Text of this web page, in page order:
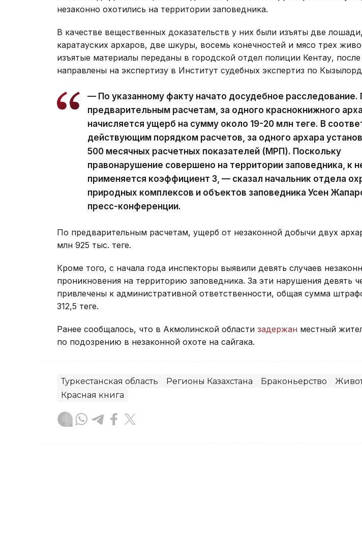
незаконно охотились на территории заповедника.
В качестве вещественных доказательств у них были изъяты две
каратауских архаров, две шкуры, восемь конечностей и мясо трех
изъятые материалы переданы в городской отдел полиции Кентау, после
направлены на экспертизу в Институт судебных экспертиз по
— По указанному факту начато досудебное расследование.
предварительным расчетам, за одного краснокнижного
начисляется ущерб на сумму около 19-20 млн теңге. В
действующим порядком расчетов, за одного архара
500 месячных расчетных показателей (МРП). Поскольку
правонарушение совершено на территории заповедника, к
применяется коэффициент 3, — сказал начальник отдела
природных комплексов и объектов заповедника Усен
пресс-конференции.
По предварительным расчетам, ущерб от незаконной добычи двух
млн 925 тыс. теңге.
Кроме того, с начала года инспекторы выявили девять случаев
проникновения на территорию заповедника. За эти нарушения девять
привлечены к административной ответственности, общая сумма
312,5 теңге.
Ранее сообщалось, что в Акмолинской области задержан местный
по подозрению в незаконной охоте на сайгака.
Туркестанская область Регионы Казахстана Браконьерство
Красная книга